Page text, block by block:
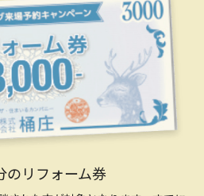
のリフォーム券